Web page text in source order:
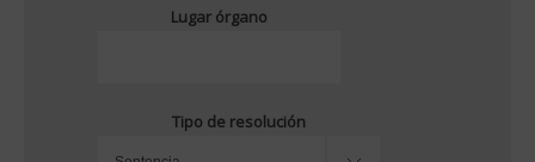
Lugar órgano
Tipo de resolución